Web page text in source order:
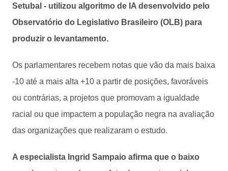
Setubal - utilizou algoritmo de IA desenvolvido pelo
Observatório do Legislativo Brasileiro (OLB) para
produzir o levantamento.
Os parlamentares recebem notas que vão da mais baixa
-10 até a mais alta +10 a partir de posições, favoráveis
ou contrárias, a projetos que promovam a igualdade
racial ou que impactem a população negra na avaliação
das organizações que realizaram o estudo.
A especialista Ingrid Sampaio afirma que o baixo